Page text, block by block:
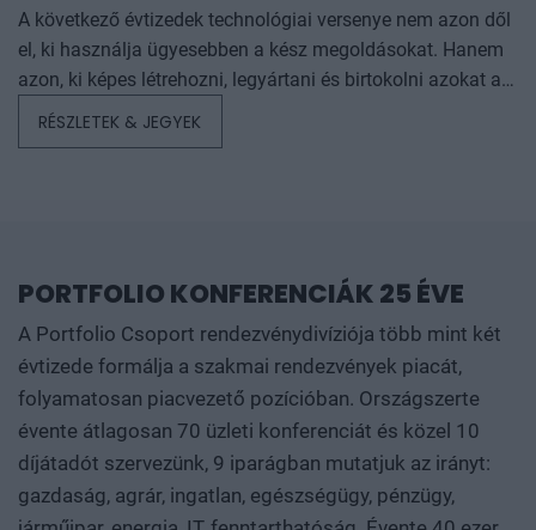
évente odaítélhető díjakat, amelyek az agrárium
legkiemelkedőbb szakmai teljesítményeinek és
eredményeinek elismeréséül szolgálnak. A díjakat az
agrárium legmeghatározóbb személyeségeiből áll szakmai
mesterséges intelligencia? Mire jó a vibe coding?
Nagyvállalatoknak és kkv-knak is szóló rendezvényünkön
többek között ezekre a kérdésekre is válaszokat keresünk
és adunk!
A következő évtizedek technológiai versenye nem azon dől
el, ki használja ügyesebben a kész megoldásokat. Hanem
azon, ki képes létrehozni, legyártani és birtokolni azokat a
technológiákat, amelyek nélkül mások sem tudnak majd
technológia, új gyártási folyamat vagy űripari fejlesztés.
kutatás, komplex szakértelem, jelentős tőke és kitartó
fejlesztés kell hozzájuk. Ezt nevezzük deep technek. A deep
tech nem pusztán új termékeket vagy szolgáltatásokat hoz
létre. Egész iparágak erőviszonyait alakíthatja át, és olyan
tudást, gyártási kapacitást, szellemi tulajdont épít, amelyet
nehéz utólag lemásolni vagy kiváltani. A Portfolio első
RÉSZLETEK & JEGYEK
PORTFOLIO KONFERENCIÁK 25 ÉVE
A Portfolio Csoport rendezvénydivíziója több mint két
évtizede formálja a szakmai rendezvények piacát,
folyamatosan piacvezető pozícióban. Országszerte
évente átlagosan 70 üzleti konferenciát és közel 10
díjátadót szervezünk, 9 iparágban mutatjuk az irányt:
gazdaság, agrár, ingatlan, egészségügy, pénzügy,